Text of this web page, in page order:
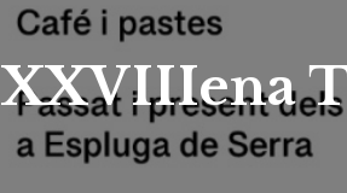
XXVIIIena